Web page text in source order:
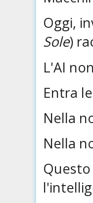
Oggi,
Sole)
L'AI
Entra
Nella
Nella